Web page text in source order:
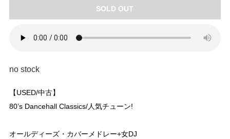
SOLD OUT
no stock
【USED/中古】
80’s Dancehall Classics/人気チューン!
オールディーズ・カバーメドレー+女DJ